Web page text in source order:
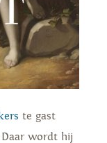
te gast
wordt hij